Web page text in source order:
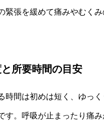
緊張を緩めて痛みやむく
所要時間の目安
時間は初めは短く、ゆっく
す。呼吸が止まったり痛み